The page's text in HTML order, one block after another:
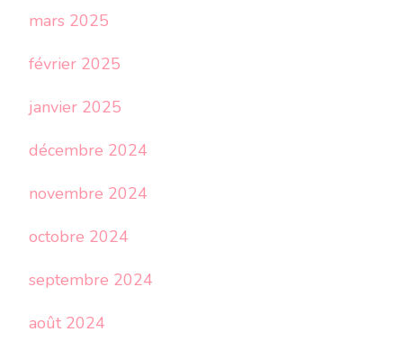
mars 2025
février 2025
janvier 2025
décembre 2024
novembre 2024
octobre 2024
septembre 2024
août 2024